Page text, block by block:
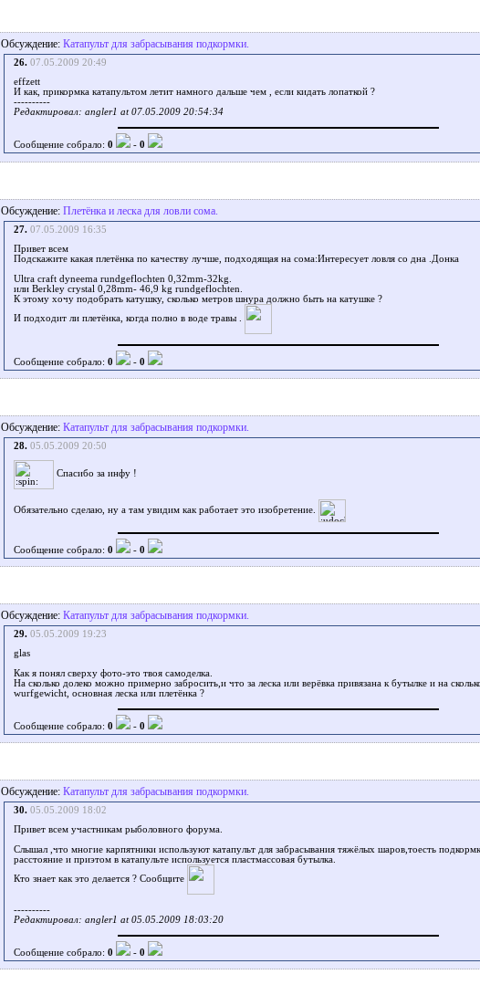
Обсуждение: Катапульт для забрасывания подкормки.
26. 07.05.2009 20:49
effzett
И как, прикормка катапультом летит намного дальше чем , если кидать лопаткой ?
----------
Редактировал: angler1 at 07.05.2009 20:54:34
Сообщение собрало: 0 - 0
Обсуждение: Плетёнка и леска для ловли сома.
27. 07.05.2009 16:35
Привет всем
Подскажите какая плетёнка по качеству лучше, подходящая на сома:Интересует ловля со дна .Донка
Ultra craft dyneema rundgeflochten 0,32mm-32kg.
или Berkley crystal 0,28mm- 46,9 kg rundgeflochten.
К этому хочу подобрать катушку, сколько метров шнура должно быть на катушке ?
И подходит ли плетёнка, когда полно в воде травы .
Сообщение собрало: 0 - 0
Обсуждение: Катапульт для забрасывания подкормки.
28. 05.05.2009 20:50
Спасибо за инфу !
Обязательно сделаю, ну а там увидим как работает это изобретение.
Сообщение собрало: 0 - 0
Обсуждение: Катапульт для забрасывания подкормки.
29. 05.05.2009 19:23
glas
Как я понял сверху фото-это твоя самоделка.
На сколько долеко можно примерно забросить,и что за леска или верёвка привязана к бутылке и на
wurfgewicht, основная леска или плетёнка ?
Сообщение собрало: 0 - 0
Обсуждение: Катапульт для забрасывания подкормки.
30. 05.05.2009 18:02
Привет всем участникам рыболовного форума.
Слышал ,что многие карпятники используют катапульт для забрасывания тяжёлых шаров,тоесть
расстояние и приэтом в катапульте используется пластмассовая бутылка.
Кто знает как это делается ? Сообщите
----------
Редактировал: angler1 at 05.05.2009 18:03:20
Сообщение собрало: 0 - 0